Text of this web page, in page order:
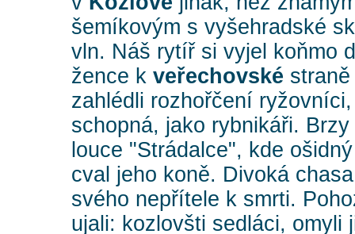
šemíkovým s vyšehradské
vln. Náš rytíř si vyjel koňmo
žence k veřechovské
zahlédli rozhořčení
schopná, jako rybnikáři.
louce "Strádalce", kde
cval jeho koně. Divoká
svého nepřítele k smrti.
ujali: kozlovšti sedláci, omyli